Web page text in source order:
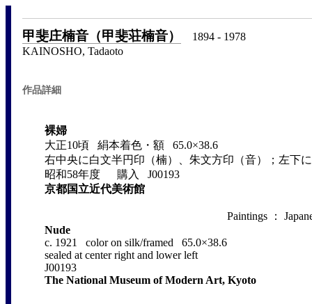
甲斐庄楠音（甲斐荘楠音）
1894 - 1978
KAINOSHO, Tadaoto
作品詳細
裸婦
大正10頃 絹本着色・額 65.0×38.6
右中央に白文半円印（楠）、朱文方印（音）；左下
昭和58年度 購入 J00193
京都国立近代美術館
Paintings ：
Nude
c. 1921 color on silk/framed 65.0×38.6
sealed at center right and lower left
J00193
The National Museum of Modern Art, Kyoto